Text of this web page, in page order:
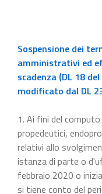
Sospensione dei
amministrativi ed
scadenza (DL 18
modificato dal DL
1. Ai fini del
propedeutici,
relativi allo
istanza di parte o
febbraio 2020 o
si tiene conto del